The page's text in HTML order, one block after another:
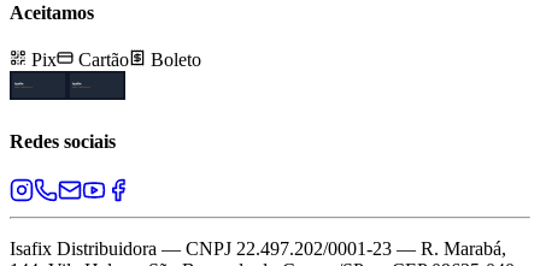
Aceitamos
Pix Cartão Boleto
Redes sociais
Isafix Distribuidora — CNPJ 22.497.202/0001-23 — R. Marabá,